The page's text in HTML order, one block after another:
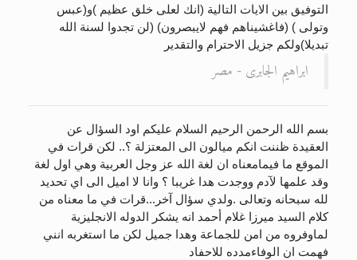
التوفيق بين الايات التالية (انك لعلى خلق عظيم )و(عبس
وتولى ) (فاغشيناهم فهم لايبصرون) (لن تجدوا لسنة الله
تبديلا)ولكم جزيل الاحترام والتقدير
ابراهيم الجابرى - مصر
بسم الله الرحمن الرحيم السلام عليكم اود السؤال عن
العقيدة ظننت انكم ميالون الى المعتزلة ؟.. لكن قرات في
الموقع ما فيمامعناه ان لغة الله عز وجل العربية وهي اول لغة
وقد علمها لآدم ووجدت هدا غريبا ؟ وانا لا اميل الى اي تحديد
لله سبحانه وتعالى .ولدي سؤال آخر...قرات في ما معناه من
كلام السيد ميرزا غلام أحمد انه يشكر الدوله الانجليزية
لماوفروه من امن للجماعة وهدا جميل لكن ما استغربه انني
فهمت ان الوفاءمدده للاحفاد